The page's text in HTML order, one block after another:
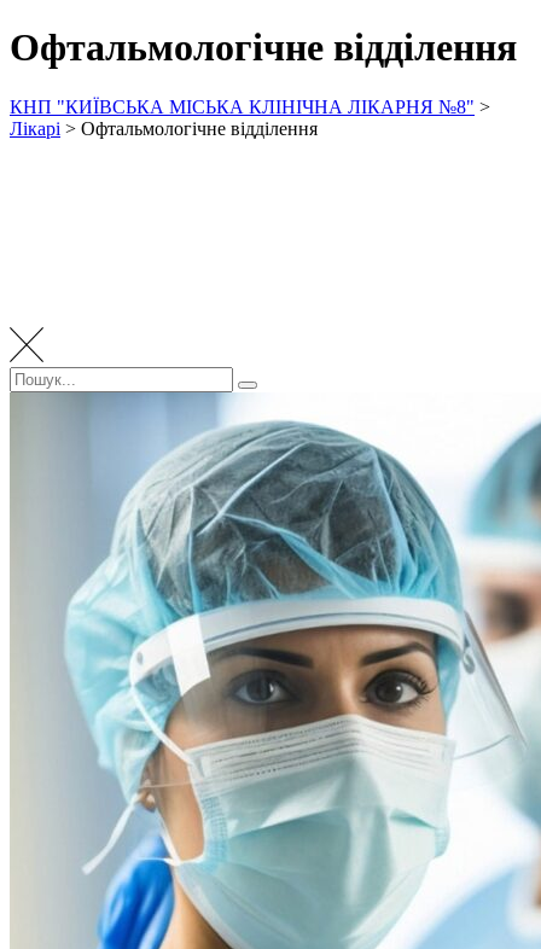
Офтальмологічне відділення
КНП "КИЇВСЬКА МІСЬКА КЛІНІЧНА ЛІКАРНЯ №8" >
Лікарі > Офтальмологічне відділення
Пошук:
Пошук